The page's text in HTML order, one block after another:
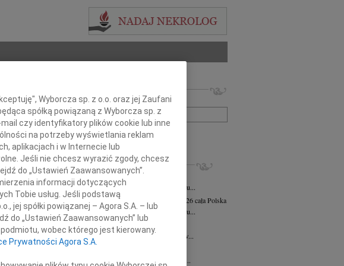
Imię i nazwisko lub numer ogłoszenia:
+ szukanie zaawansowane
INNE NEKROLOGI
Józefa Marciniak 03.08.2026
Z żalem zawiadamiamy, że 26 lipca 2026 roku...
Wiesława (Sławka) Wierzchowska
31.07.2026cała Polska
20 lipca 2026 r odeszła z tego świata w wieku...
Jarosław Marszall
31.07.2026
Na wieczną wachtę odszedł Kapitan Jarosław...
Janusz Magiera
Wspaniały i kochający Mąż, Tatuś, Dziadziu...
Wyborcza sp. z o.o. oraz jej Zaufani
spółką powiązaną z Wyborcza sp. z
czy identyfikatory plików cookie lub inne
na potrzeby wyświetlania reklam
aplikacjach i w Internecie lub
Jeśli nie chcesz wyrazić zgody, chcesz
do „Ustawień Zaawansowanych”.
informacji dotyczących
Tobie usług. Jeśli podstawą
jej spółki powiązanej – Agora S.A. – lub
do „Ustawień Zaawansowanych” lub
wobec którego jest kierowany.
Prywatności Agora S.A.